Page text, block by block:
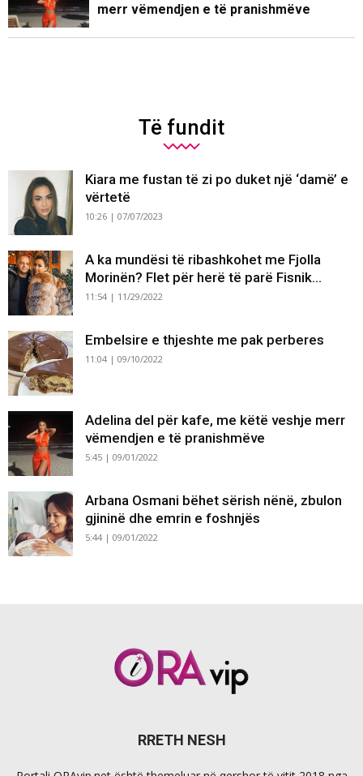
merr vëmendjen e të pranishmëve
Të fundit
Kiara me fustan të zi po duket një ‘damë’ e
vërtetë
10:26 | 07/07/2023
A ka mundësi të ribashkohet me Fjolla
Morinën? Flet për herë të parë Fisnik...
11:54 | 11/29/2022
Embelsire e thjeshte me pak perberes
11:04 | 09/10/2022
Adelina del për kafe, me këtë veshje merr
vëmendjen e të pranishmëve
5:45 | 09/01/2022
Arbana Osmani bëhet sërish nënë, zbulon
gjininë dhe emrin e foshnjës
5:44 | 09/01/2022
RRETH NESH